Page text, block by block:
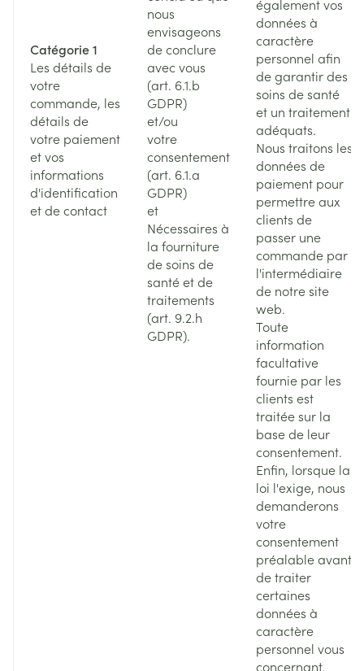
Catégorie 1
Les détails de
votre
commande, les
détails de
votre paiement
et vos
informations
d'identification
et de contact
nous
envisageons
de conclure
avec vous
(art. 6.1.b
GDPR)
et/ou
votre
consentement
(art. 6.1.a
GDPR)
et
Nécessaires à
la fourniture
de soins de
santé et de
traitements
(art. 9.2.h
GDPR).
également vos
données à
caractère
personnel afin
de garantir des
soins de santé
et un traitement
adéquats.
Nous traitons les
données de
paiement pour
permettre aux
clients de
passer une
commande par
l'intermédiaire
de notre site
web.
Toute
information
facultative
fournie par les
clients est
traitée sur la
base de leur
consentement.
Enfin, lorsque la
loi l'exige, nous
demanderons
votre
consentement
préalable avant
de traiter
certaines
données à
caractère
personnel vous
concernant.